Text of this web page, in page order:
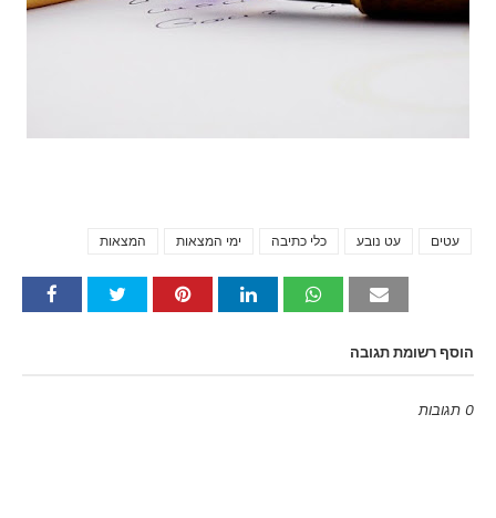
המצאות ימי המצאות כלי כתיבה עט נובע עטים
הוסף רשומת תגובה
0 תגובות